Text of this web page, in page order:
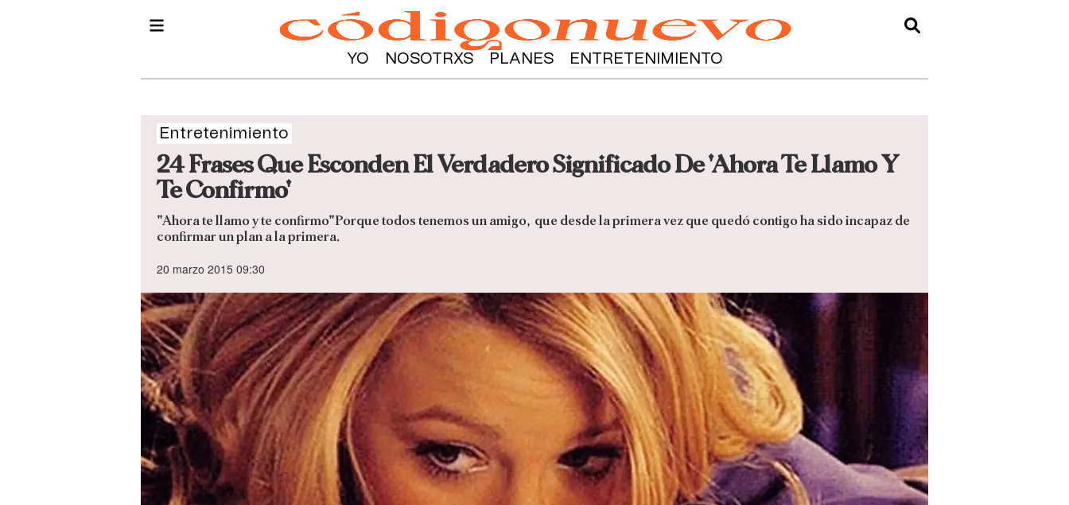
YO NOSOTRXS PLANES ENTRETENIMIENTO
Entretenimiento
24 Frases Que Esconden El Verdadero Significado De 'Ahora Te Llamo Y
Te Confirmo'
"Ahora te llamo y te confirmo"Porque todos tenemos un amigo, que desde la primera vez que quedó contigo ha sido incapaz de
confirmar un plan a la primera.
20 marzo 2015 09:30